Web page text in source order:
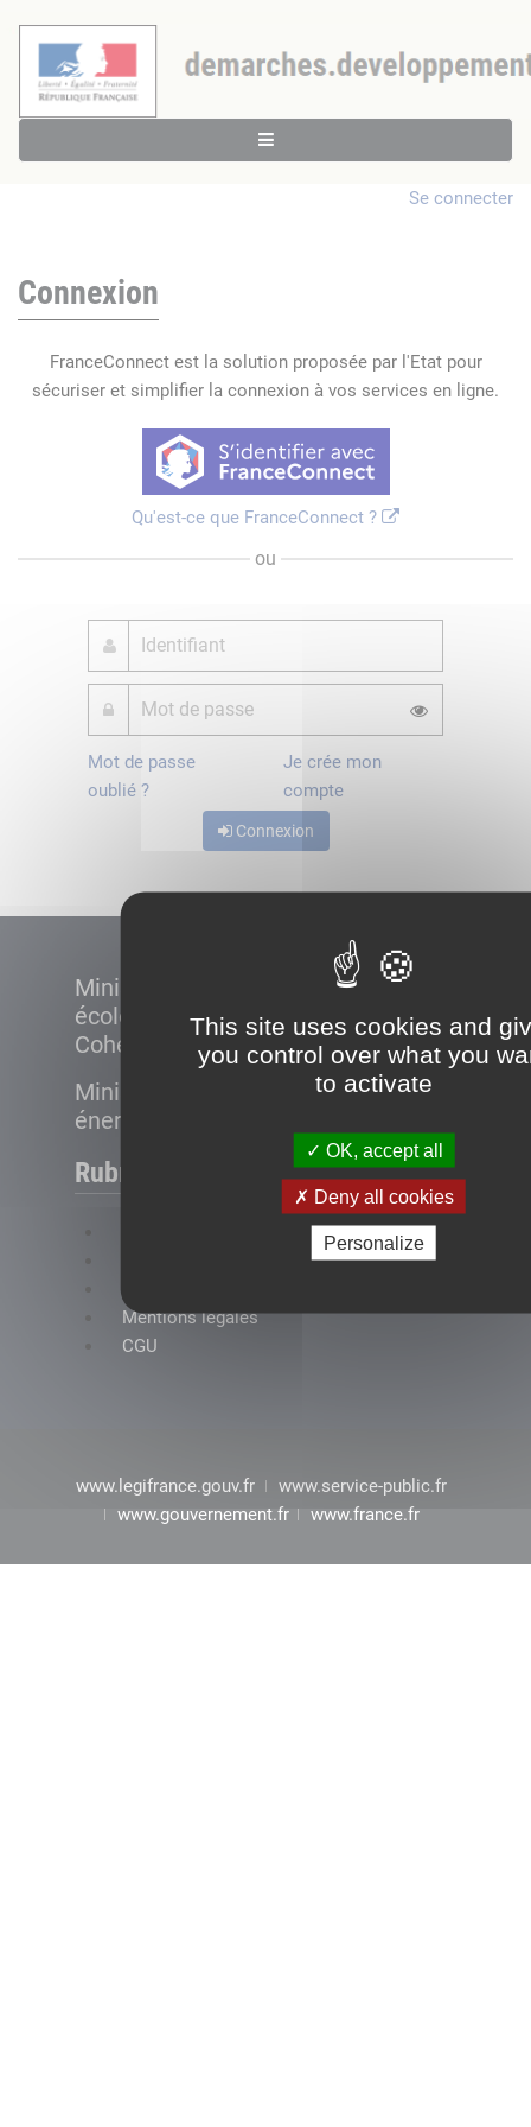
This site uses cookies and
you control over what you
to activate
OK, accept all
Deny all cookies
Personalize
Se connecter
Connexion
FranceConnect est la solution proposée par l'Etat pour
sécuriser et simplifier la connexion à vos services en ligne.
Qu'est-ce que FranceConnect ?
ou
Mot de passe
oublié ?
Je crée mon
compte
Connexion
Ministère de la Transition
écologique et de la
Cohésion des territoires
Ministère de la Transition
énergétique
Rubriques
Mentions légales
CGU
www.legifrance.gouv.fr
www.service-public.fr
www.gouvernement.fr
www.france.fr